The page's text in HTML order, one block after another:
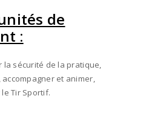
de
:
la sécurité de la pratique,
et animer,
Tir Sportif.